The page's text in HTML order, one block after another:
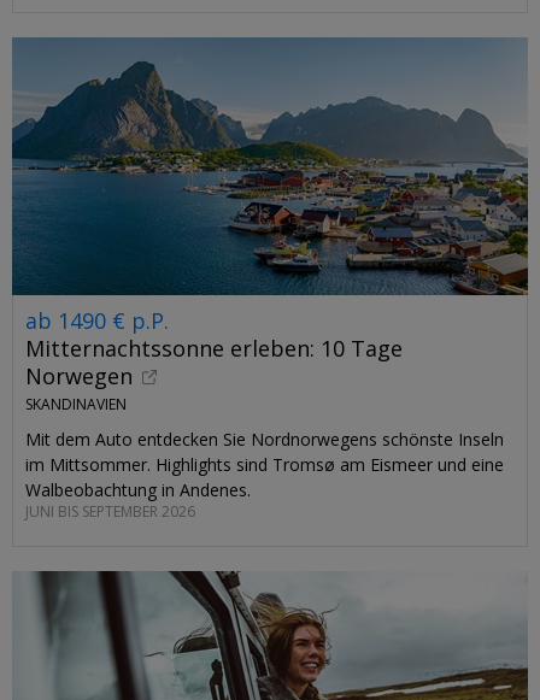
ab 1490 € p.P.
Mitternachtssonne erleben: 10 Tage
Norwegen
SKANDINAVIEN
Mit dem Auto entdecken Sie Nordnorwegens schönste Inseln
im Mittsommer. Highlights sind Tromsø am Eismeer und eine
Walbeobachtung in Andenes.
JUNI BIS SEPTEMBER 2026